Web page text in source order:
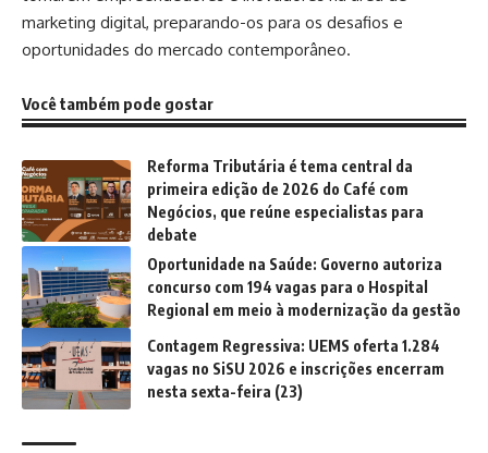
marketing digital, preparando-os para os desafios e
oportunidades do mercado contemporâneo.
Você também pode gostar
Reforma Tributária é tema central da
primeira edição de 2026 do Café com
Negócios, que reúne especialistas para
debate
Oportunidade na Saúde: Governo autoriza
concurso com 194 vagas para o Hospital
Regional em meio à modernização da gestão
Contagem Regressiva: UEMS oferta 1.284
vagas no SiSU 2026 e inscrições encerram
nesta sexta-feira (23)